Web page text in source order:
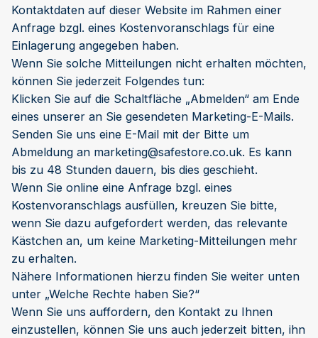
Kontaktdaten auf dieser Website im Rahmen einer
Anfrage bzgl. eines Kostenvoranschlags für eine
Einlagerung angegeben haben.
Wenn Sie solche Mitteilungen nicht erhalten möchten,
können Sie jederzeit Folgendes tun:
Klicken Sie auf die Schaltfläche „Abmelden“ am Ende
eines unserer an Sie gesendeten Marketing-E-Mails.
Senden Sie uns eine E-Mail mit der Bitte um
Abmeldung an marketing@safestore.co.uk. Es kann
bis zu 48 Stunden dauern, bis dies geschieht.
Wenn Sie online eine Anfrage bzgl. eines
Kostenvoranschlags ausfüllen, kreuzen Sie bitte,
wenn Sie dazu aufgefordert werden, das relevante
Kästchen an, um keine Marketing-Mitteilungen mehr
zu erhalten.
Nähere Informationen hierzu finden Sie weiter unten
unter „Welche Rechte haben Sie?“
Wenn Sie uns auffordern, den Kontakt zu Ihnen
einzustellen, können Sie uns auch jederzeit bitten, ihn